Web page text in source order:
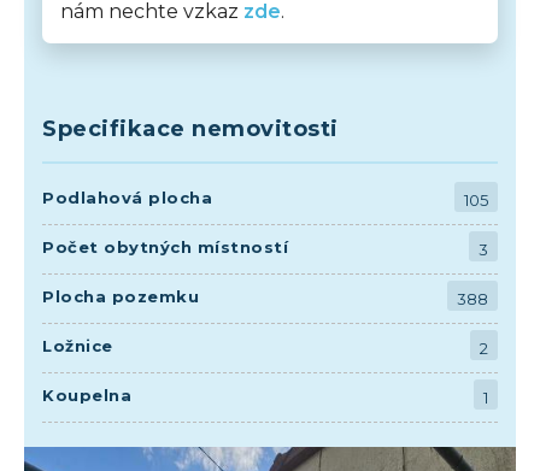
nám nechte vzkaz zde.
Specifikace nemovitosti
Podlahová plocha 105
Počet obytných místností 3
Plocha pozemku 388
Ložnice 2
Koupelna 1